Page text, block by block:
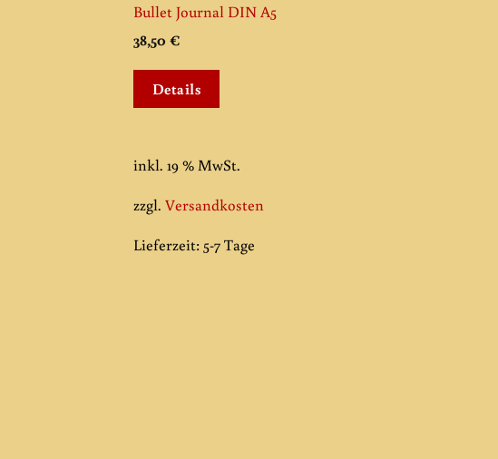
Bullet Journal DIN A5
38,50 €
Details
inkl. 19 % MwSt.
zzgl. Versandkosten
Lieferzeit: 5-7 Tage